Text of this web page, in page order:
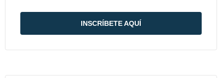
INSCRÍBETE AQUÍ